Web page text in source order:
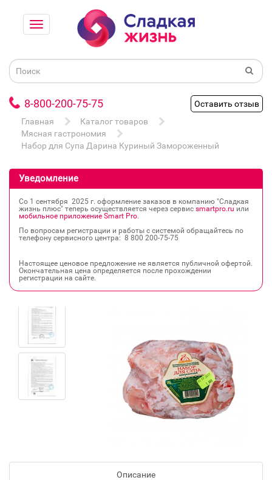
8-800-200-75-75
Оставить отзыв
Главная
Каталог товаров
Мясная гастрономия
Набор для Супа Дарина Куриный Замороженный
Уведомление
Со 1 сентября 2025 г. оформление заказов в компанию "Сладкая
жизнь плюс" теперь осуществляется через сервис smartpro.ru или
мобильное приложение Smart Pro.
По вопросам регистрации и работы с системой обращайтесь по
телефону сервисного центра: 8 800 200‐75‐75
Настоящее ценовое предложение не является публичной офертой.
Окончательная цена определяется после прохождении
регистрации на сайте.
Описание